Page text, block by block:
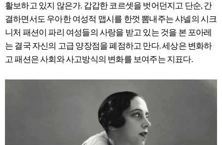
활보하고 있지 않은가. 갑갑한 코르셋을 벗어던지고 단순, 간
결하면서도 우아한 여성적 맵시를 한껏 뽐내주는 샤넬의 시크
니처 패션이 파리 여성들의 사랑을 받고 있는 것을 본 포아레
는 결국 자신의 고급 양장점을 폐점하고 만다. 세상은 변화하
고 패션은 사회와 사고방식의 변화를 보여주는 지표다.